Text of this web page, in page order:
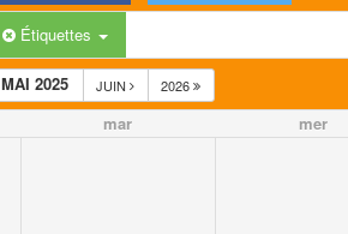
Étiquettes
MAI 2025 JUIN 2026
mar mer